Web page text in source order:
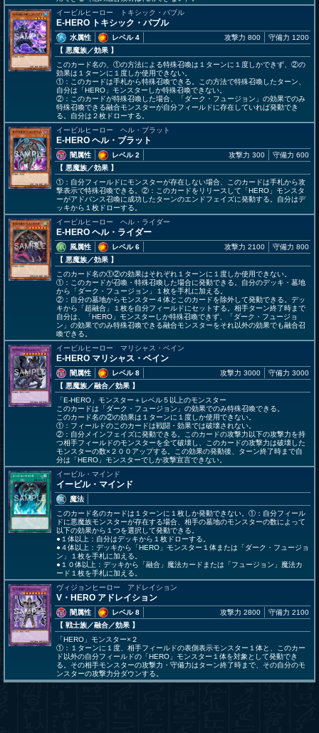
イービルヒーロー トキシック・バブル
E-HERO トキシック・バブル
水属性
レベル 4
【 悪魔族／効果 】
攻撃力 800 守備力 1200
このカード名の、①の方法による特殊召喚は１ターンに１度しかできず、②の
効果は１ターンに１度しか使用できない。
①：このカードは手札から特殊召喚できる。この方法で特殊召喚したターン、
自分は「HERO」モンスターしか特殊召喚できない。
②：このカードが特殊召喚した場合、「ダーク・フュージョン」の効果でのみ
特殊召喚できる融合モンスターが自分フィールドに存在していれば発動でき
る。自分は２枚ドローする。
イービルヒーロー ヘル・ブラット
E-HERO ヘル・ブラット
闇属性
レベル 2
【 悪魔族／効果 】
攻撃力 300 守備力 600
①：自分フィールドにモンスターが存在しない場合、このカードは手札から攻
撃表示で特殊召喚できる。②：このカードをリリースして「HERO」モンスタ
ーがアドバンス召喚に成功したターンのエンドフェイズに発動する。自分はデ
ッキから１枚ドローする。
イービルヒーロー ヘル・ライダー
E-HERO ヘル・ライダー
風属性
レベル 6
【 悪魔族／効果 】
攻撃力 2100 守備力 800
このカード名の①②の効果はそれぞれ１ターンに１度しか使用できない。
①：このカードが召喚・特殊召喚した場合に発動できる。自分のデッキ・墓地
から「ダーク・フュージョン」１枚を手札に加える。
②：自分の墓地からモンスター４体とこのカードを除外して発動できる。デッ
キから「超融合」１枚を自分フィールドにセットする。相手ターン終了時まで
自分は、「HERO」モンスターしか特殊召喚できず、「ダーク・フュージョ
ン」の効果でのみ特殊召喚できる融合モンスターをそれ以外の効果でも融合召
喚できる。
イービルヒーロー マリシャス・ベイン
E-HERO マリシャス・ベイン
闇属性
レベル 8
【 悪魔族／融合／効果 】
攻撃力 3000 守備力 3000
「E-HERO」モンスター＋レベル５以上のモンスター
このカードは「ダーク・フュージョン」の効果でのみ特殊召喚できる。
このカード名の②の効果は１ターンに１度しか使用できない。
①：フィールドのこのカードは戦闘・効果では破壊されない。
②：自分メインフェイズに発動できる。このカードの攻撃力以下の攻撃力を持
つ相手フィールドのモンスターを全て破壊し、このカードの攻撃力は破壊した
モンスターの数×２００アップする。この効果の発動後、ターン終了時まで自
分は「HERO」モンスターでしか攻撃宣言できない。
イービル・マインド
イービル・マインド
魔法
このカード名のカードは１ターンに１枚しか発動できない。①：自分フィール
ドに悪魔族モンスターが存在する場合、相手の墓地のモンスターの数によって
以下の効果から１つを選択して発動できる。
●１体以上：自分はデッキから１枚ドローする。
●４体以上：デッキから「HERO」モンスター１体または「ダーク・フュージョ
ン」１枚を手札に加える。
●１０体以上：デッキから「融合」魔法カードまたは「フュージョン」魔法カ
ード１枚を手札に加える。
ヴィジョンヒーロー アドレイション
V・HERO アドレイション
闇属性
レベル 8
【 戦士族／融合／効果 】
攻撃力 2800 守備力 2100
「HERO」モンスター×２
①：１ターンに１度、相手フィールドの表側表示モンスター１体と、このカー
ド以外の自分フィールドの「HERO」モンスター１体を対象として発動でき
る。その相手モンスターの攻撃力・守備力はターン終了時まで、その自分のモ
ンスターの攻撃力分ダウンする。